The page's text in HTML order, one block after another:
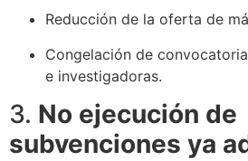
Reducción de la oferta de
Congelación de
e investigadoras.
3. No ejecución de
subvenciones ya